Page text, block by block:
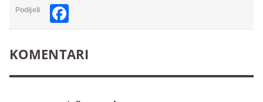
Podijeli
KOMENTARI